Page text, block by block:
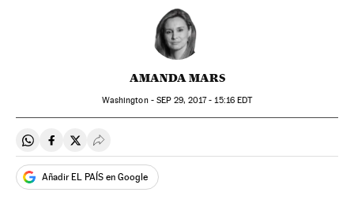
AMANDA MARS
Washington - SEP 29, 2017 - 15:16EDT
Compartir en Whatsapp
Compartir en Facebook
Compartir en Twitter
Desplegar Redes Sociales
Añadir EL PAÍS en Google